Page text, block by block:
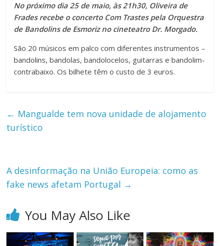
No próximo dia 25 de maio, às 21h30, Oliveira de
Frades recebe o concerto Com Trastes pela Orquestra
de Bandolins de Esmoriz no cineteatro Dr. Morgado.
São 20 músicos em palco com diferentes instrumentos –
bandolins, bandolas, bandolocelos, guitarras e bandolim-
contrabaixo. Os bilhete têm o custo de 3 euros.
← Mangualde tem nova unidade de alojamento
turístico
A desinformação na União Europeia: como as
fake news afetam Portugal →
You May Also Like